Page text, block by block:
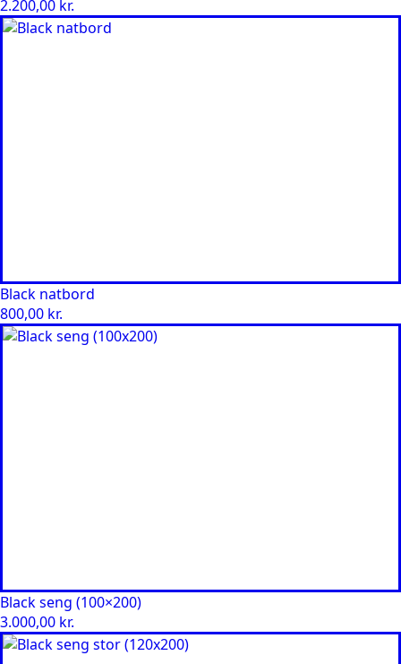
2.200,00 kr.
Black natbord
800,00 kr.
Black seng (100×200)
3.000,00 kr.